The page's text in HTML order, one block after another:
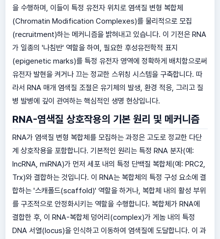
을 수행하며, 이들이 특정 유전자 위치로 염색질 변형 복합체
(Chromatin Modification Complexes)를 물리적으로 모집
(recruitment)하는 메커니즘을 밝혀내고 있습니다. 이 기전은 RNA
가 일종의 '나침반' 역할을 하여, 필요한 후성유전학적 표지
(epigenetic marks)를 특정 유전자 영역에 정확하게 배치함으로써
유전자 발현을 켜거나 끄는 정교한 스위칭 시스템을 구축합니다. 따
라서 RNA 매개 염색질 조절은 유기체의 발생, 환경 적응, 그리고 질
병 발병에 깊이 관여하는 핵심적인 생명 현상입니다.
RNA-염색질 상호작용의 기본 원리 및 메커니즘
RNA가 염색질 변형 복합체를 모집하는 과정은 고도로 정교한 다단
계 상호작용을 포함합니다. 기본적인 원리는 특정 RNA 분자(예:
lncRNA, miRNA)가 먼저 세포 내의 특정 단백질 복합체(예: PRC2,
Trx)와 결합하는 것입니다. 이 RNA는 복합체의 특정 구성 요소에 결
합하는 '스캐폴드(scaffold)' 역할을 하거나, 복합체 내의 활성 부위
를 구조적으로 안정화시키는 역할을 수행합니다. 복합체가 RNA에
결합한 후, 이 RNA-복합체 덩어리(complex)가 게놈 내의 특정
DNA 서열(locus)을 인식하고 이동하여 염색질에 도달합니다. 이 과